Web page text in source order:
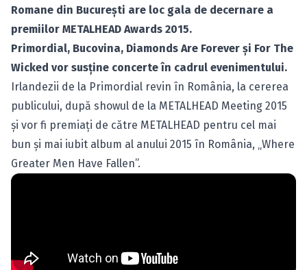
Romane din Bucureşti are loc gala de decernare a
premiilor METALHEAD Awards 2015.
Primordial, Bucovina, Diamonds Are Forever şi For The
Wicked vor susţine concerte în cadrul evenimentului.
Irlandezii de la Primordial revin în România, la cererea
publicului, după showul de la METALHEAD Meeting 2015
şi vor fi premiaţi de către METALHEAD pentru cel mai
bun şi mai iubit album al anului 2015 în România, „Where
Greater Men Have Fallen”.